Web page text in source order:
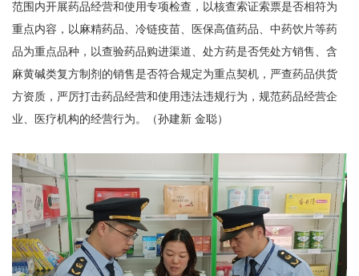
范围内开展药品经营和使用专项检查，以核查索证索票是否相符为
重点内容，以麻精药品、冷链疫苗、医保高值药品、中药饮片等药
品为重点品种，以查验药品购进渠道、处方药是否凭处方销售、含
麻黄碱类复方制剂的销售是否符合规定为重点契机，严查药品供货
方资质，严厉打击药品经营和使用违法违规行为，规范药品经营企
业、医疗机构的经营行为。（孙建新 金聪）